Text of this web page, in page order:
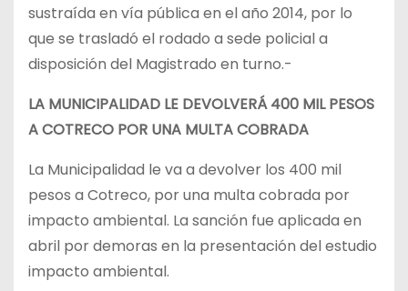
sustraída en vía pública en el año 2014, por lo
que se trasladó el rodado a sede policial a
disposición del Magistrado en turno.-
LA MUNICIPALIDAD LE DEVOLVERÁ 400 MIL PESOS
A COTRECO POR UNA MULTA COBRADA
La Municipalidad le va a devolver los 400 mil
pesos a Cotreco, por una multa cobrada por
impacto ambiental. La sanción fue aplicada en
abril por demoras en la presentación del estudio
impacto ambiental.